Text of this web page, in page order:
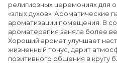
религиозных церемониях для
«злых духов». Ароматические
ароматизации помещения. В
ароматерапия заняла более
Хороший аромат улучшает
жизненный тонус, дарит
позитивного общения в кругу